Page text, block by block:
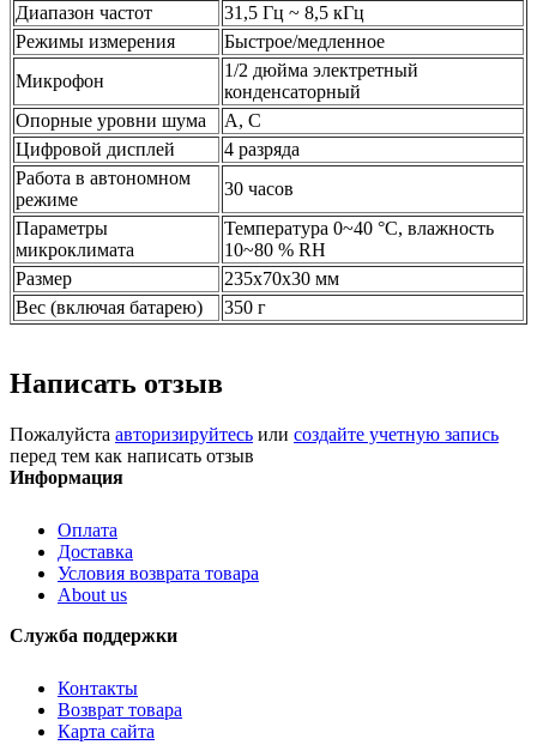
Диапазон частот
31,5 Гц ~ 8,5 кГц
Режимы измерения
Быстрое/медленное
Микрофон
1/2 дюйма электретный
конденсаторный
Опорные уровни шума
А, С
Цифровой дисплей
4 разряда
Работа в автономном
режиме
30 часов
Параметры
микроклимата
Температура 0~40 °С, влажность
10~80 % RH
Размер
235x70x30 мм
Вес (включая батарею)
350 г
Написать отзыв
Пожалуйста авторизируйтесь или создайте учетную запись
перед тем как написать отзыв
Информация
Оплата
Доставка
Условия возврата товара
About us
Служба поддержки
Контакты
Возврат товара
Карта сайта